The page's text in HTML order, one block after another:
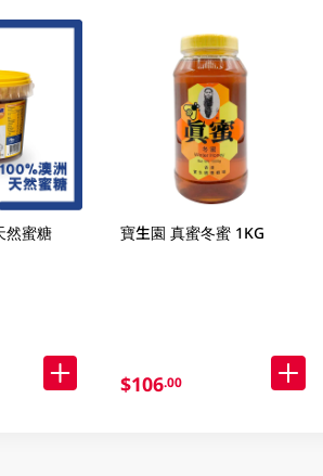
然蜜糖
寶生園 真蜜冬蜜 1KG
$106.00